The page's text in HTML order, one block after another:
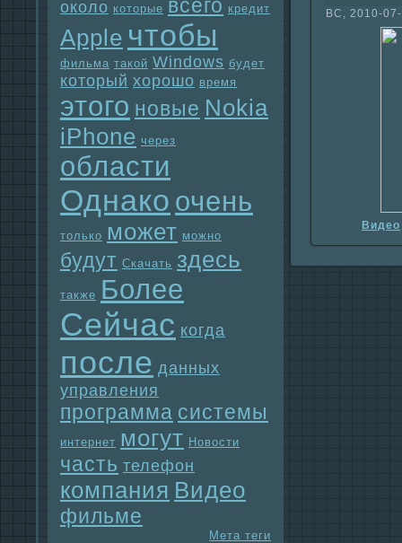
около которые всего кредит
Apple чтобы
фильма такой Windows будет
который хорошо время
этого новые Nokia
iPhone через
области
Однaко очень
только может можно
будут Скачать здесь
также Более
Сейчас когда
после данных
упpaвления
прогpaмма системы
интернет могут Новости
часть телефон
компания Видео
фильме
Мета теги
ВС, 2010-
Видео